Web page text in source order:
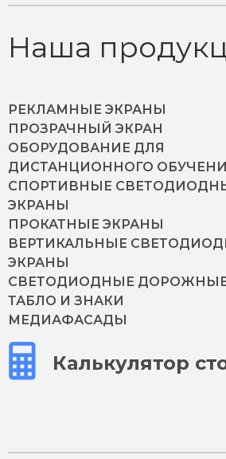
Наша
РЕКЛАМНЫЕ ЭКРАНЫ
ПРОЗРАЧНЫЙ ЭКРАН
ОБОРУДОВАНИЕ ДЛЯ
ДИСТАНЦИОННОГО
СПОРТИВНЫЕ
ЭКРАНЫ
ПРОКАТНЫЕ ЭКРАНЫ
ВЕРТИКАЛЬНЫЕ
ЭКРАНЫ
СВЕТОДИОДНЫЕ
ТАБЛО И ЗНАКИ
МЕДИАФАСАДЫ
Калькулятор